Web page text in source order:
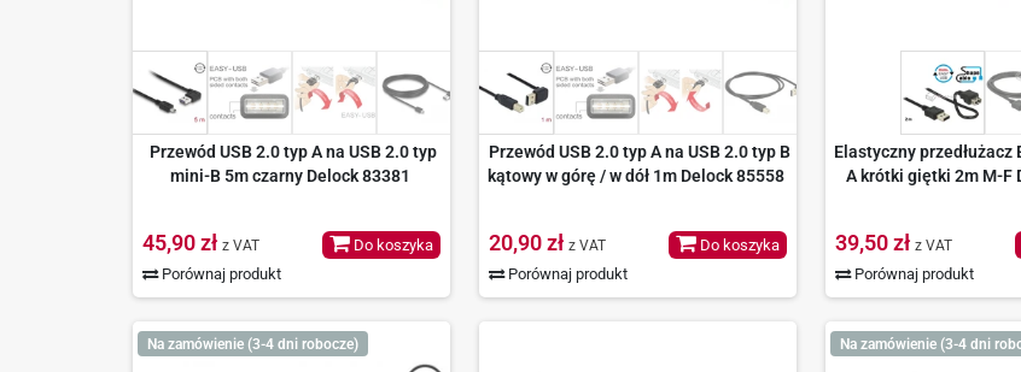
Przewód USB 2.0 typ A na USB 2.0 typ
mini-B 5m czarny Delock 83381
45,90 zł z VAT
Porównaj produkt
Do koszyka
Przewód USB 2.0 typ A na USB 2.0 typ B
kątowy w górę / w dół 1m Delock 85558
20,90 zł z VAT
Porównaj produkt
Do koszyka
Elastyczny przedłużacz
A krótki giętki 2m M-F
39,50 zł z VAT
Porównaj produkt
Na zamówienie (3-4 dni robocze) Na zamówienie (3-4 dni